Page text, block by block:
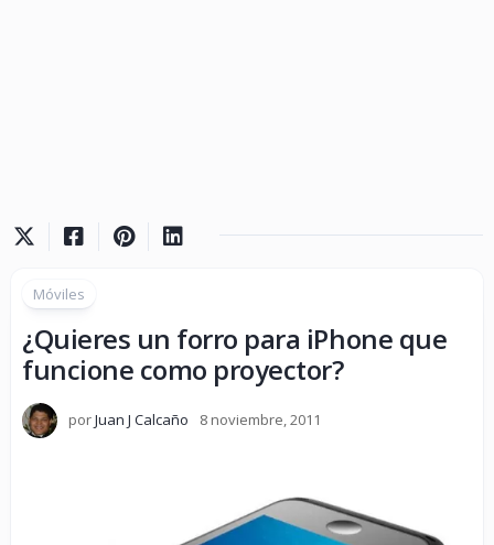
Móviles
¿Quieres un forro para iPhone que
funcione como proyector?
porJuan J Calcaño 8 noviembre, 2011